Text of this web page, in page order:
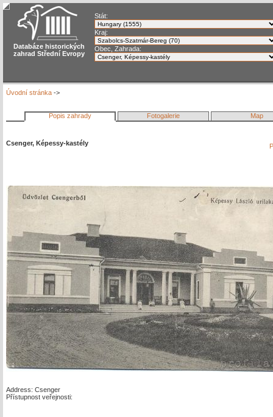
Databáze historických
zahrad Střední Evropy
Stát:
Kraj:
Obec, Zahrada:
Úvodní stránka ->
Popis zahrady Fotogalerie Map
Csenger, Képessy-kastély
Address: Csenger
Přístupnost veřejnosti: